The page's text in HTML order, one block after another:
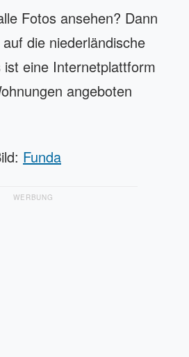
Fotos ansehen? Dann
die niederländische
ist eine Internetplattform
angeboten
Funda
WERBUNG